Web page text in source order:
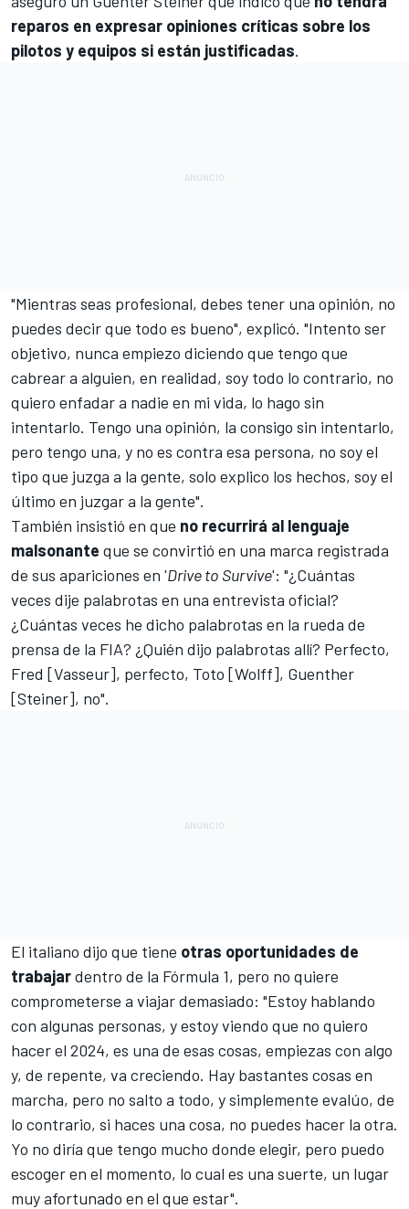
reparos en expresar opiniones críticas sobre los
pilotos y equipos si están justificadas.
"Mientras seas profesional, debes tener una opinión, no
puedes decir que todo es bueno", explicó. "Intento ser
objetivo, nunca empiezo diciendo que tengo que
cabrear a alguien, en realidad, soy todo lo contrario, no
quiero enfadar a nadie en mi vida, lo hago sin
intentarlo. Tengo una opinión, la consigo sin intentarlo,
pero tengo una, y no es contra esa persona, no soy el
tipo que juzga a la gente, solo explico los hechos, soy el
último en juzgar a la gente".
También insistió en que no recurrirá al lenguaje
malsonante que se convirtió en una marca registrada
de sus apariciones en 'Drive to Survive': "¿Cuántas
veces dije palabrotas en una entrevista oficial?
¿Cuántas veces he dicho palabrotas en la rueda de
prensa de la FIA? ¿Quién dijo palabrotas allí? Perfecto,
Fred [Vasseur], perfecto, Toto [Wolff], Guenther
[Steiner], no".
El italiano dijo que tiene otras oportunidades de
trabajardentro de la Fórmula 1, pero no quiere
comprometerse a viajar demasiado: "Estoy hablando
con algunas personas, y estoy viendo que no quiero
hacer el 2024, es una de esas cosas, empiezas con algo
y, de repente, va creciendo. Hay bastantes cosas en
marcha, pero no salto a todo, y simplemente evalúo, de
lo contrario, si haces una cosa, no puedes hacer la otra.
Yo no diría que tengo mucho donde elegir, pero puedo
escoger en el momento, lo cual es una suerte, un lugar
muy afortunado en el que estar".